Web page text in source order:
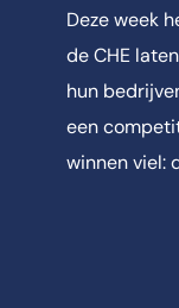
Deze week
de CHE
hun
een
winnen viel: